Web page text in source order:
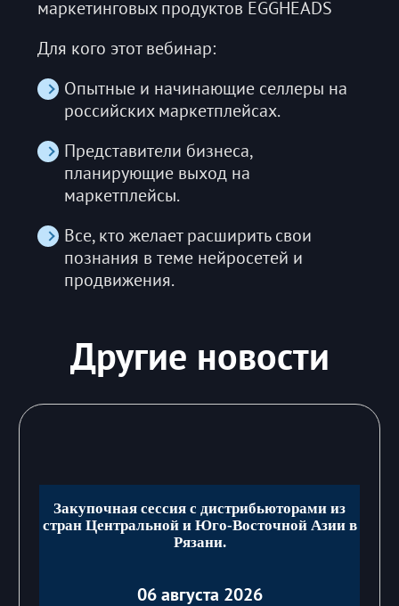
маркетинговых продуктов EGGHEADS
Для кого этот вебинар:
Опытные и начинающие селлеры на
российских маркетплейсах.
Представители бизнеса,
планирующие выход на
маркетплейсы.
Все, кто желает расширить свои
познания в теме нейросетей и
продвижения.
Другие новости
Закупочная сессия с дистрибьюторами из
стран Центральной и Юго-Восточной Азии в
Рязани.
06 августа 2026